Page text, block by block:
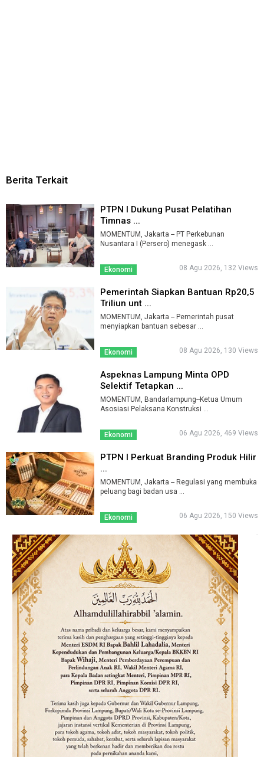
Berita Terkait
PTPN I Dukung Pusat Pelatihan
Timnas ...
MOMENTUM, Jakarta -- PT Perkebunan
Nusantara I (Persero) menegask ...
Ekonomi 08 Agu 2026, 132 Views
Pemerintah Siapkan Bantuan Rp20,5
Triliun unt ...
MOMENTUM, Jakarta -- Pemerintah pusat
menyiapkan bantuan sebesar ...
Ekonomi 08 Agu 2026, 130 Views
Aspeknas Lampung Minta OPD
Selektif Tetapkan ...
MOMENTUM, Bandarlampung--Ketua Umum
Asosiasi Pelaksana Konstruksi ...
Ekonomi 06 Agu 2026, 469 Views
PTPN I Perkuat Branding Produk Hilir
...
MOMENTUM, Jakarta -- Regulasi yang membuka
peluang bagi badan usa ...
Ekonomi 06 Agu 2026, 150 Views